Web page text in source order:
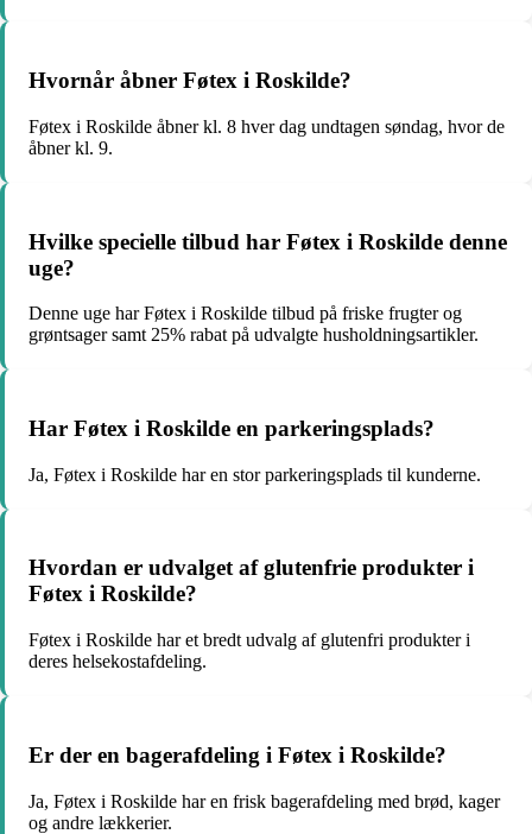
Hvornår åbner Føtex i Roskilde?
Føtex i Roskilde åbner kl. 8 hver dag undtagen søndag, hvor de
åbner kl. 9.
Hvilke specielle tilbud har Føtex i Roskilde denne
uge?
Denne uge har Føtex i Roskilde tilbud på friske frugter og
grøntsager samt 25% rabat på udvalgte husholdningsartikler.
Har Føtex i Roskilde en parkeringsplads?
Ja, Føtex i Roskilde har en stor parkeringsplads til kunderne.
Hvordan er udvalget af glutenfrie produkter i
Føtex i Roskilde?
Føtex i Roskilde har et bredt udvalg af glutenfri produkter i
deres helsekostafdeling.
Er der en bagerafdeling i Føtex i Roskilde?
Ja, Føtex i Roskilde har en frisk bagerafdeling med brød, kager
og andre lækkerier.